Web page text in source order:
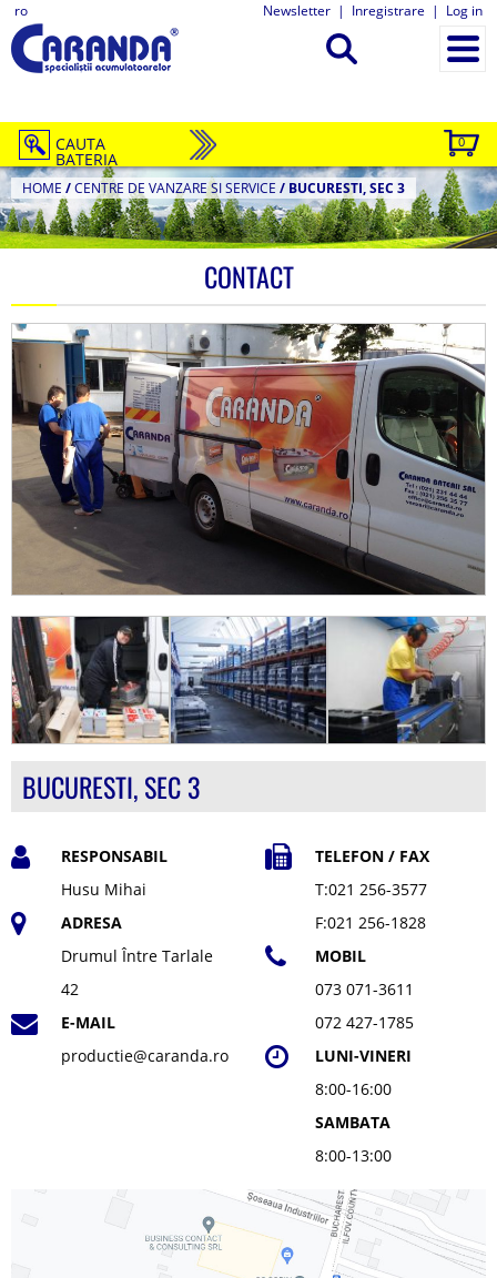
ro Newsletter | Inregistrare | Log in
0
CAUTA
BATERIA
HOME /CENTRE DE VANZARE SI SERVICE / BUCURESTI, SEC 3
CONTACT
BUCURESTI, SEC 3
RESPONSABIL
Husu Mihai
ADRESA
Drumul Între Tarlale
42
E-MAIL
productie@caranda.ro
TELEFON / FAX
T:021 256-3577
F:021 256-1828
MOBIL
073 071-3611
072 427-1785
LUNI-VINERI
8:00-16:00
SAMBATA
8:00-13:00